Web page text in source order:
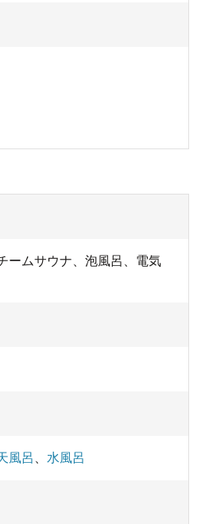
ームサウナ、泡風呂、電気
風呂 水風呂